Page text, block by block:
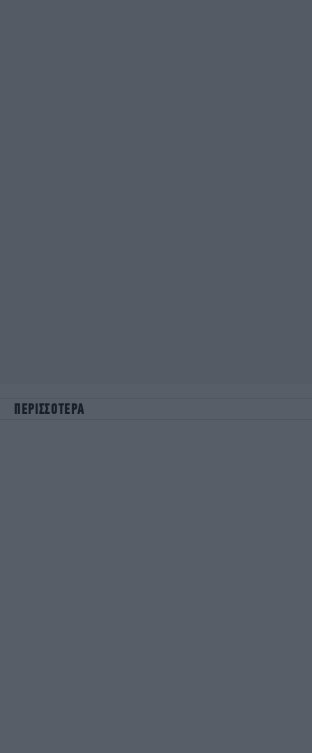
ΠΕΡΙΣΣΟΤΕΡΑ